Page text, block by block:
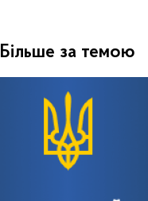
Більше за темою